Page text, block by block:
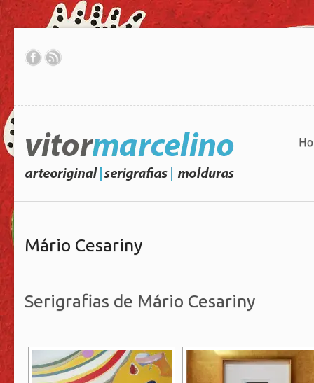
Mário Cesariny
Serigrafias de Mário Cesariny